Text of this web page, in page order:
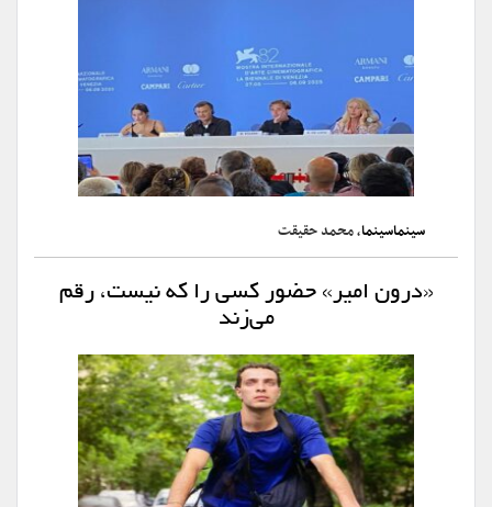
سینماسینما،‌ محمد حقیقت
«درون امیر» حضور کسی را که نیست، رقم
می‌زند